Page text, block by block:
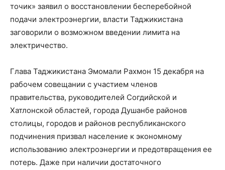
точик» заявил о восстановлении бесперебойной
подачи электроэнергии, власти Таджикистана
заговорили о возможном введении лимита на
электричество.
Глава Таджикистана Эмомали Рахмон 15 декабря на
рабочем совещании с участием членов
правительства, руководителей Согдийской и
Хатлонской областей, города Душанбе районов
столицы, городов и районов республиканского
подчинения призвал население к экономному
использованию электроэнергии и предотвращения ее
потерь. Даже при наличии достаточного